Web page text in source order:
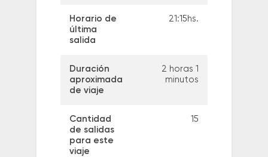
Horario de
última
salida
21:15hs.
Duración
aproximada
de viaje
2 horas 1
minutos
Cantidad
de salidas
para este
viaje
15